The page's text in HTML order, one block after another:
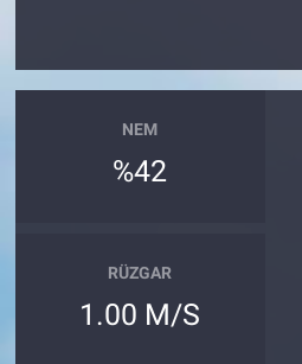
NEM
%42
RÜZGAR
1.00 M/S